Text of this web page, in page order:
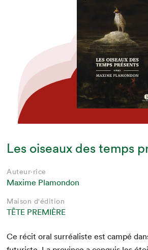
Les oiseaux des temps
Auteur·rice
Maxime Plamondon
Maison d'édition
TÊTE PREMIÈRE
Ce réc­it oral sur­réal­iste est cam­pé